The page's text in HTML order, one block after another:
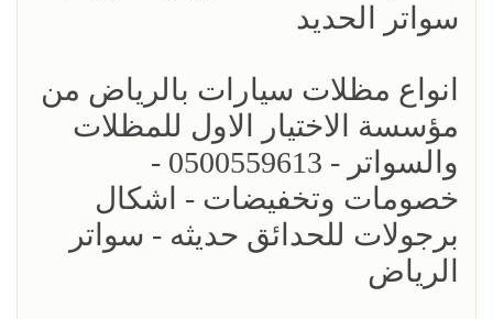
سواتر الحديد
انواع مظلات سيارات بالرياض من
مؤسسة الاختيار الاول للمظلات
والسواتر - 0500559613 -
خصومات وتخفيضات - اشكال
برجولات للحدائق حديثه - سواتر
الرياض